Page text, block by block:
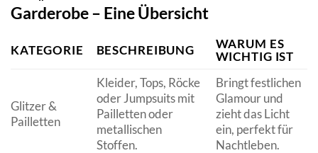
Garderobe – Eine Übersicht
KATEGORIE BESCHREIBUNG
WARUM ES
WICHTIG IST
Glitzer &
Pailletten
Kleider, Tops, Röcke
oder Jumpsuits mit
Pailletten oder
metallischen
Stoffen.
Bringt festlichen
Glamour und
zieht das Licht
ein, perfekt für
Nachtleben.